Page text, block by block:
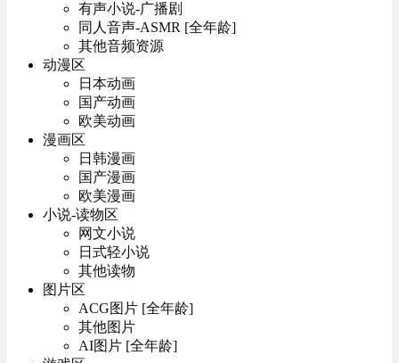
有声小说-广播剧
同人音声-ASMR [全年龄]
其他音频资源
动漫区
日本动画
国产动画
欧美动画
漫画区
日韩漫画
国产漫画
欧美漫画
小说-读物区
网文小说
日式轻小说
其他读物
图片区
ACG图片 [全年龄]
其他图片
AI图片 [全年龄]